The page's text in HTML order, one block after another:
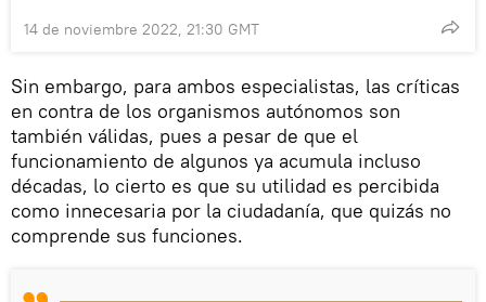
14 de noviembre 2022, 21:30 GMT
Sin embargo, para ambos especialistas, las críticas
en contra de los organismos autónomos son
también válidas, pues a pesar de que el
funcionamiento de algunos ya acumula incluso
décadas, lo cierto es que su utilidad es percibida
como innecesaria por la ciudadanía, que quizás no
comprende sus funciones.